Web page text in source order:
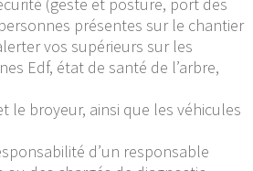
(geste et posture, port des
présentes sur le chantier
vos supérieurs sur les
Edf, état de santé de l’arbre,
le broyeur, ainsi que les véhicules
d’un responsable